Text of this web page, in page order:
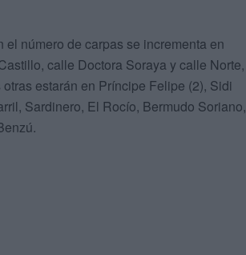
número de carpas se incrementa en
calle Doctora Soraya y calle Norte,
estarán en Príncipe Felipe (2), Sidi
Sardinero, El Rocío, Bermudo Soriano,